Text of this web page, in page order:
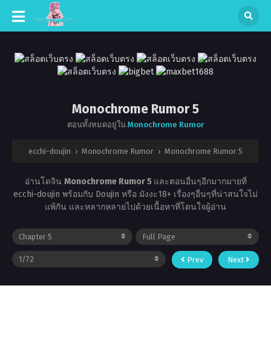
Monochrome Rumor 5
ตอนทั้งหมดอยู่ใน Monochrome Rumor
ecchi-doujin › Monochrome Rumor › Monochrome Rumor 5
อ่านโดจิน Monochrome Rumor 5 และตอนอื่นๆอีกมากมายที่
ecchi-doujin พร้อมกับ Doujin หรือ มังงะ18+ เรื่องๆอื่นๆที่น่าสนใจไม่
แพ้กัน และหลากหลายไปด้วยเนื้อหาที่โดนใจผู้อ่าน
Prev Next